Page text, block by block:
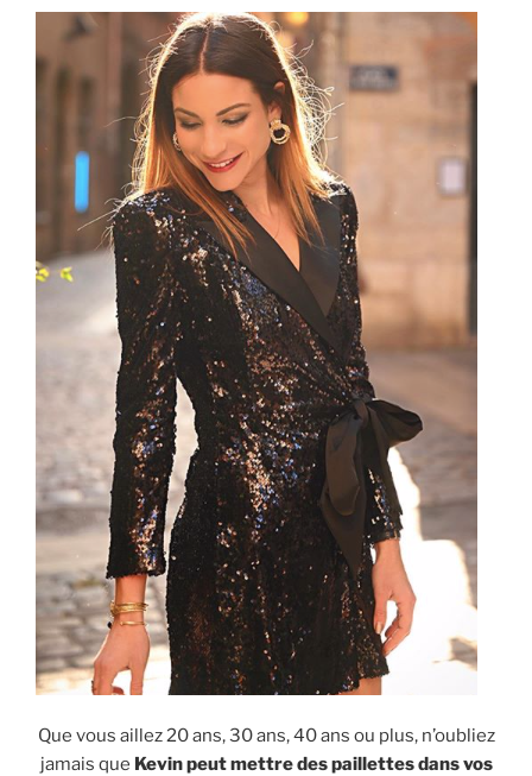
Que vous aillez 20 ans, 30 ans, 40 ans ou plus, n’oubliez
jamais que Kevin peut mettre des paillettes dans vos